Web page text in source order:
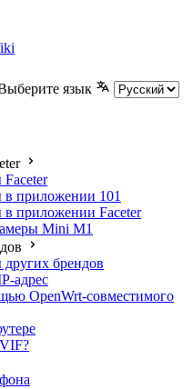
язык
приложении 101
приложении Faceter
Mini M1
брендов
адрес
OpenWrt-совместимого